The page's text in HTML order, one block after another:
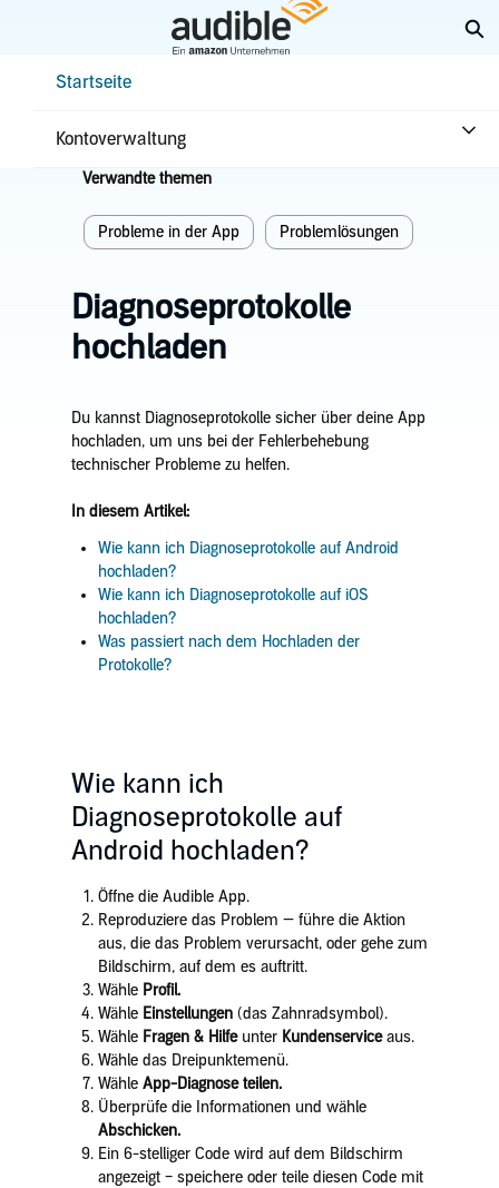
Startseite
Kontoverwaltung
Startseite
Verwandte themen
Probleme in der App Problemlösungen
Diagnoseprotokolle
hochladen
Du kannst Diagnoseprotokolle sicher über deine App
hochladen, um uns bei der Fehlerbehebung
technischer Probleme zu helfen.
In diesem Artikel:
Wie kann ich Diagnoseprotokolle auf Android
hochladen?
Wie kann ich Diagnoseprotokolle auf iOS
hochladen?
Was passiert nach dem Hochladen der
Protokolle?
Wie kann ich
Diagnoseprotokolle auf
Android hochladen?
Öffne die Audible App.
Reproduziere das Problem — führe die Aktion
aus, die das Problem verursacht, oder gehe zum
Bildschirm, auf dem es auftritt.
Wähle Profil.
Wähle Einstellungen(das Zahnradsymbol).
Wähle Fragen & Hilfeunter Kundenserviceaus.
Wähle das Dreipunktemenü.
Wähle App-Diagnose teilen.
Überprüfe die Informationen und wähle
Abschicken.
Ein 6-stelliger Code wird auf dem Bildschirm
angezeigt – speichere oder teile diesen Code mit